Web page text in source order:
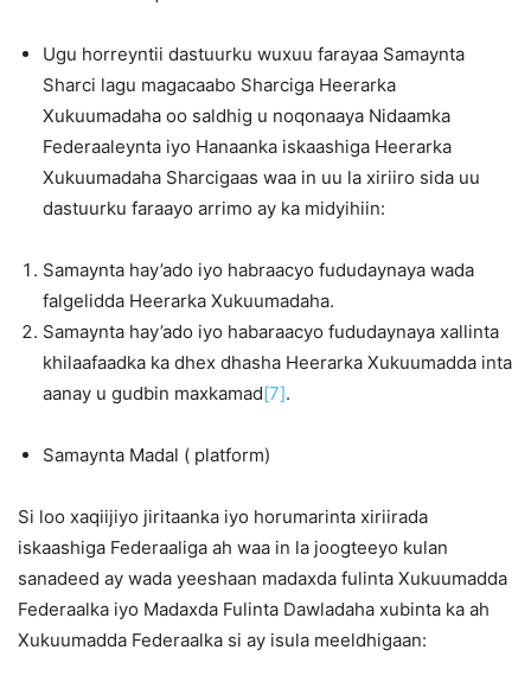
Ugu horreyntii dastuurku wuxuu farayaa Samaynta
Sharci lagu magacaabo Sharciga Heerarka
Xukuumadaha oo saldhig u noqonaaya Nidaamka
Federaaleynta iyo Hanaanka iskaashiga Heerarka
Xukuumadaha Sharcigaas waa in uu la xiriiro sida uu
dastuurku faraayo arrimo ay ka midyihiin:
Samaynta hay’ado iyo habraacyo fududaynaya wada
falgelidda Heerarka Xukuumadaha.
Samaynta hay’ado iyo habaraacyo fududaynaya xallinta
khilaafaadka ka dhex dhasha Heerarka Xukuumadda inta
aanay u gudbin maxkamad[7].
Samaynta Madal ( platform)
Si loo xaqiijiyo jiritaanka iyo horumarinta xiriirada
iskaashiga Federaaliga ah waa in la joogteeyo kulan
sanadeed ay wada yeeshaan madaxda fulinta Xukuumadda
Federaalka iyo Madaxda Fulinta Dawladaha xubinta ka ah
Xukuumadda Federaalka si ay isula meeldhigaan: